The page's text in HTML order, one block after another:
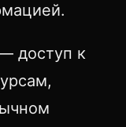
доступ к